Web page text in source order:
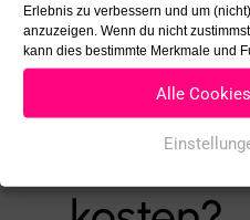
Erlebnis zu verbessern und um
anzuzeigen. Wenn du nicht
kann dies bestimmte Merkmale und
Alle
Was